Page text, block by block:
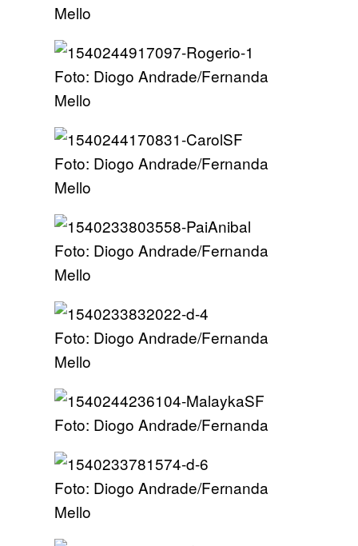
Mello
Foto: Diogo Andrade/Fernanda
Mello
Foto: Diogo Andrade/Fernanda
Mello
Foto: Diogo Andrade/Fernanda
Mello
Foto: Diogo Andrade/Fernanda
Mello
Foto: Diogo Andrade/Fernanda
Foto: Diogo Andrade/Fernanda
Mello